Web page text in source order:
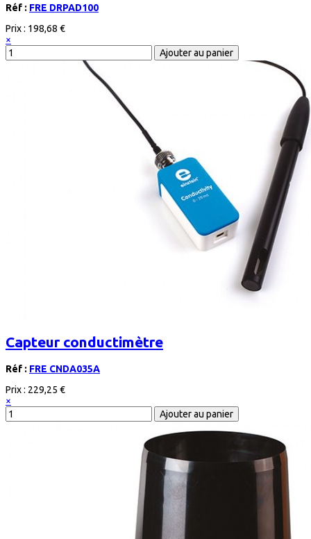
Réf : FRE DRPAD100
Prix : 198,68 €
×
Capteur conductimètre
Réf : FRE CNDA035A
Prix : 229,25 €
×